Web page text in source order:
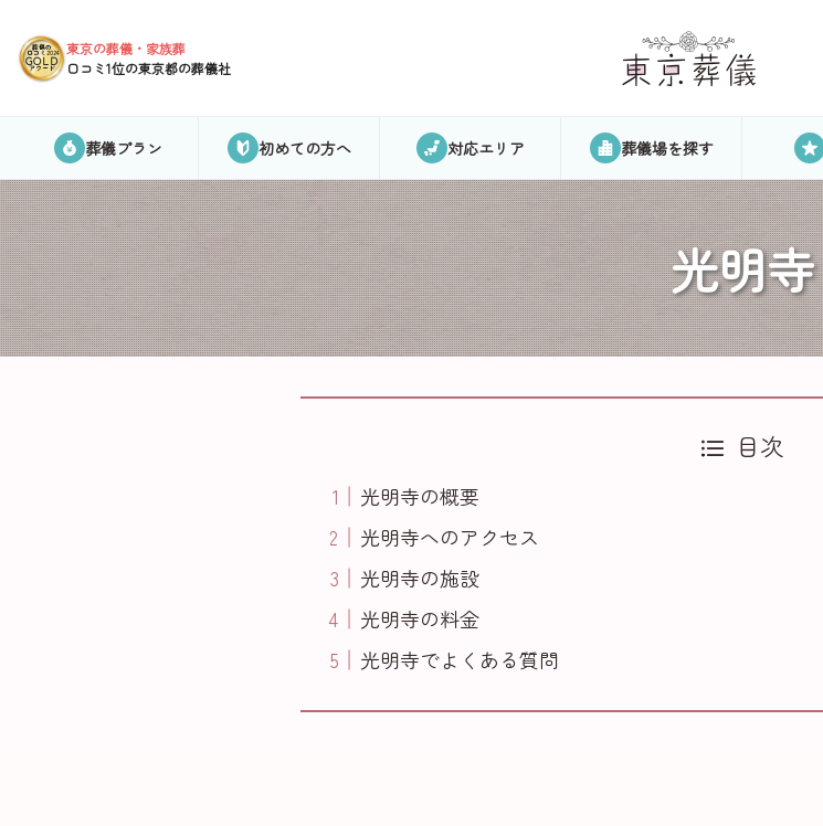
葬儀の
口コミ2024
GOLD
アワード
東京の葬儀・家族葬
口コミ1位の東京都の葬儀社
葬儀プラン 初めての方へ 対応エリア 葬儀場を探す
光明寺
目次
光明寺の概要
光明寺へのアクセス
光明寺の施設
光明寺の料金
光明寺でよくある質問